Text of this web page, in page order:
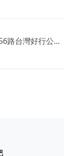
路台灣好行公...